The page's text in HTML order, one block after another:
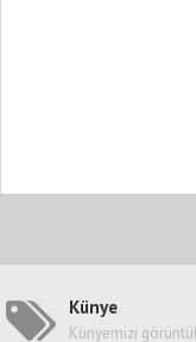
Künye
Künyemizi